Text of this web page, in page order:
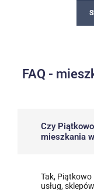
FAQ -
Czy
mieszkania
Tak,
usług,